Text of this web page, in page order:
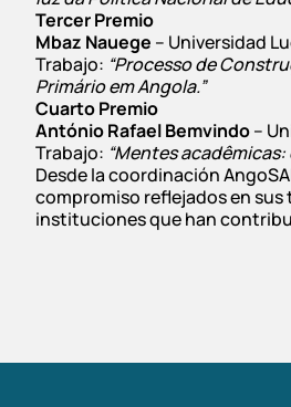
Tercer Premio
Mbaz Nauege – Universidad
Trabajo: “Processo de
Primário em Angola.”
Cuarto Premio
António Rafael Bemvindo–
Trabajo: “Mentes
Desde la coordinación
compromiso reflejados en
instituciones que han